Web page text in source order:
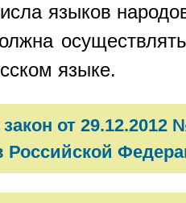
языков
языке.
от 29.12.2012
Российской